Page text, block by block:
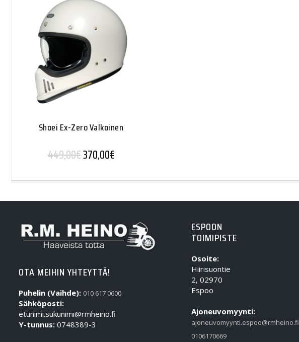
Shoei Ex-Zero Valkoinen
449,00€Alkuperäinen hinta oli: 449,00€.
370,00€Nykyinen hinta on: 370,00€.
OTA MEIHIN YHTEYTTÄ!
Puhelin (Vaihde): 010 617 0600
Sähköposti:
etunimi.sukunimi@rmheino.fi
Y-tunnus: 0748389-3
ESPOON
TOIMIPISTE
Osoite:
Hiirisuontie
2, 02970
Espoo
Ajoneuvomyynti:
ajoneuvomyynti.espoo@rmheino.fi
0106170669